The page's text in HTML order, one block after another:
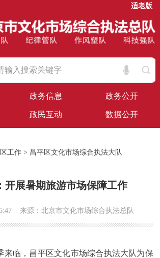
适老版
政务信息 政务公开
政民互动 数据公开
工作 > 昌平区文化市场综合执法大队
开展暑期旅游市场保障工作
来源：北京市文化市场综合执法总队
来临，昌平区文化市场综合执法大队为保